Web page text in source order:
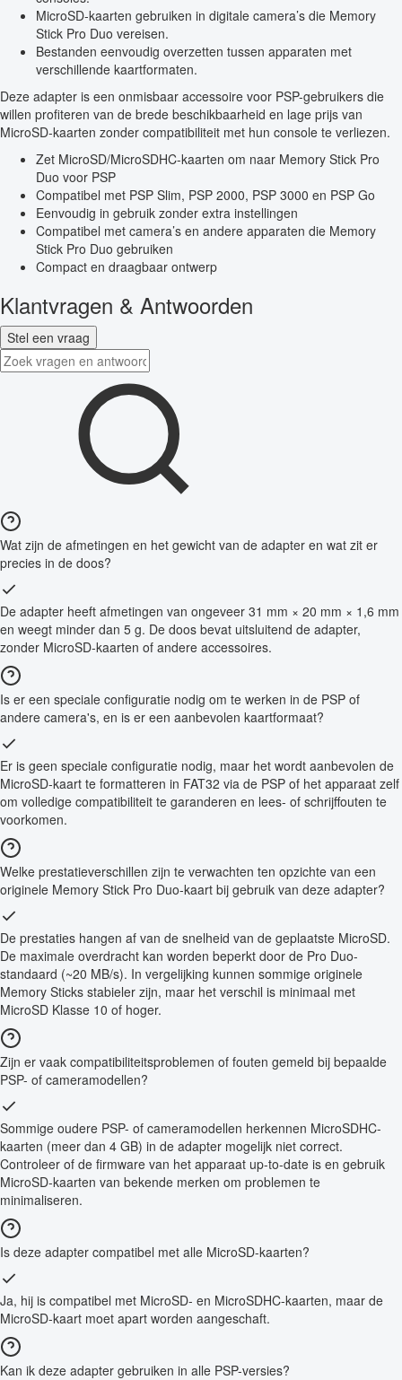
MicroSD-kaarten gebruiken in digitale camera’s die Memory
Stick Pro Duo vereisen.
Bestanden eenvoudig overzetten tussen apparaten met
verschillende kaartformaten.
Deze adapter is een onmisbaar accessoire voor PSP-gebruikers die
willen profiteren van de brede beschikbaarheid en lage prijs van
MicroSD-kaarten zonder compatibiliteit met hun console te verliezen.
Zet MicroSD/MicroSDHC-kaarten om naar Memory Stick Pro
Duo voor PSP
Compatibel met PSP Slim, PSP 2000, PSP 3000 en PSP Go
Eenvoudig in gebruik zonder extra instellingen
Compatibel met camera’s en andere apparaten die Memory
Stick Pro Duo gebruiken
Compact en draagbaar ontwerp
Klantvragen & Antwoorden
Stel een vraag
Wat zijn de afmetingen en het gewicht van de adapter en wat zit er
precies in de doos?
De adapter heeft afmetingen van ongeveer 31 mm × 20 mm × 1,6 mm
en weegt minder dan 5 g. De doos bevat uitsluitend de adapter,
zonder MicroSD-kaarten of andere accessoires.
Is er een speciale configuratie nodig om te werken in de PSP of
andere camera's, en is er een aanbevolen kaartformaat?
Er is geen speciale configuratie nodig, maar het wordt aanbevolen de
MicroSD-kaart te formatteren in FAT32 via de PSP of het apparaat zelf
om volledige compatibiliteit te garanderen en lees- of schrijffouten te
voorkomen.
Welke prestatieverschillen zijn te verwachten ten opzichte van een
originele Memory Stick Pro Duo-kaart bij gebruik van deze adapter?
De prestaties hangen af van de snelheid van de geplaatste MicroSD.
De maximale overdracht kan worden beperkt door de Pro Duo-
standaard (~20 MB/s). In vergelijking kunnen sommige originele
Memory Sticks stabieler zijn, maar het verschil is minimaal met
MicroSD Klasse 10 of hoger.
Zijn er vaak compatibiliteitsproblemen of fouten gemeld bij bepaalde
PSP- of cameramodellen?
Sommige oudere PSP- of cameramodellen herkennen MicroSDHC-
kaarten (meer dan 4 GB) in de adapter mogelijk niet correct.
Controleer of de firmware van het apparaat up-to-date is en gebruik
MicroSD-kaarten van bekende merken om problemen te
minimaliseren.
Is deze adapter compatibel met alle MicroSD-kaarten?
Ja, hij is compatibel met MicroSD- en MicroSDHC-kaarten, maar de
MicroSD-kaart moet apart worden aangeschaft.
Kan ik deze adapter gebruiken in alle PSP-versies?